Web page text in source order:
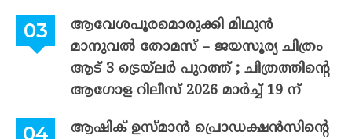
ആവേശപൂരമൊരുക്കി മിഥുൻ
മാനുവൽ തോമസ് – ജയസൂര്യ ചിത്രം
ആട് 3 ട്രെയ്‌ലർ പുറത്ത് ; ചിത്രത്തിന്റെ
ആഗോള റിലീസ് 2026 മാർച്ച് 19 ന്
ആഷിക് ഉസ്മാൻ പ്രൊഡക്ഷൻസിന്റെ